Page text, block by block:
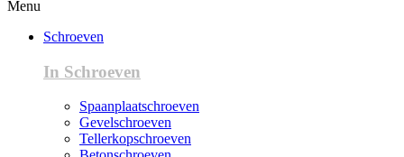
Menu
Schroeven
In Schroeven
Spaanplaatschroeven
Gevelschroeven
Tellerkopschroeven